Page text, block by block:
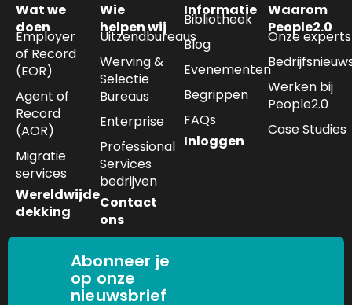
Wat we
doen
Employer
of Record
(EOR)
Agent of
Record
(AOR)
Migratie
services
Wereldwijde
dekking
Wie
helpen wij
Uitzendbureaus
Werving &
Selectie
Bureaus
Enterprise
Professional
Services
bedrijven
Contact
ons
Informatie
Bibliotheek
Blog
Evenementen
Begrippen
FAQs
Inloggen
Waarom
People2.0
Onze experts
Werken bij
People2.0
Case Studies
Abonneer je
op onze
nieuwsbrief